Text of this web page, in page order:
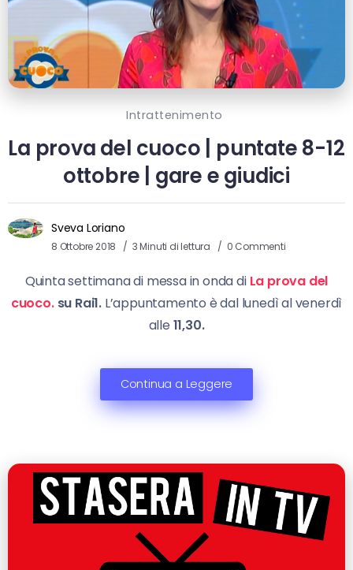
Intrattenimento
La prova del cuoco | puntate 8-12
ottobre | gare e giudici
Sveva Loriano
8 Ottobre 2018 3 Minuti di lettura 0 Commenti
Quinta settimana di messa in onda diLa prova del
cuoco.su Rai1. L’appuntamento è dal lunedì al venerdì
alle 11,30.
Continua a Leggere